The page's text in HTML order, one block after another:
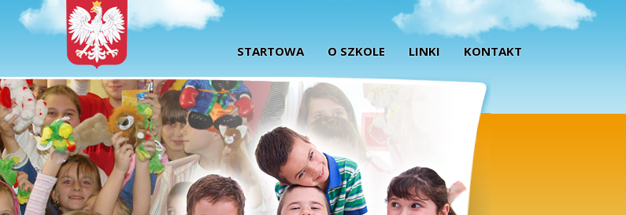
STARTOWA O SZKOLE LINKI KONTAKT